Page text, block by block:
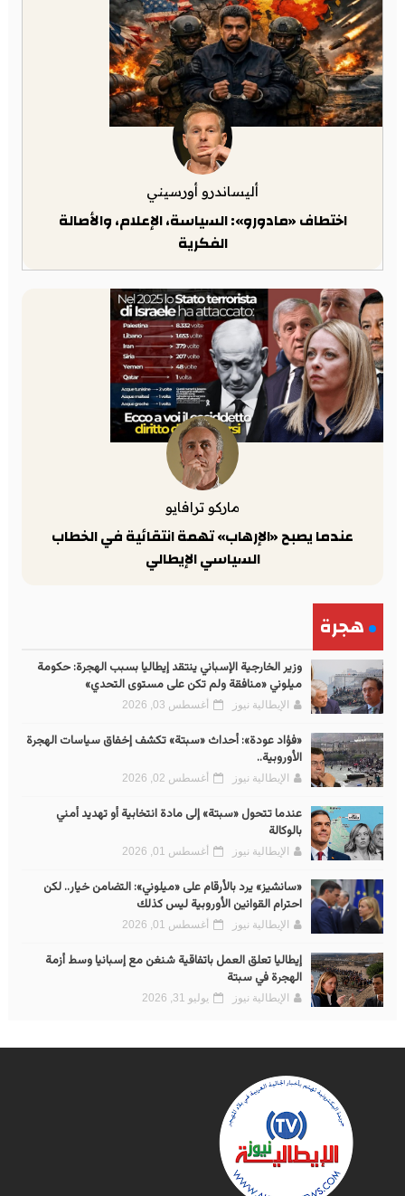
أليساندرو أورسيني
اختطاف «مادورو»: السياسة، الإعلام، والأصالة
الفكرية
ماركو ترافايو
عندما يصبح «الإرهاب» تهمة انتقائية في الخطاب
السياسي الإيطالي
هجرة
وزير الخارجية الإسباني ينتقد إيطاليا بسبب الهجرة: حكومة
ميلوني «منافقة ولم تكن على مستوى التحدي»
الإيطالية نيوز أغسطس 03, 2026
«فؤاد عودة»: أحداث «سبتة» تكشف إخفاق سياسات الهجرة
الأوروبية..
الإيطالية نيوز أغسطس 02, 2026
عندما تتحول «سبتة» إلى مادة انتخابية أو تهديد أمني
بالوكالة
الإيطالية نيوز أغسطس 01, 2026
«سانشيز» يرد بالأرقام على «ميلوني»: التضامن خيار.. لكن
احترام القوانين الأوروبية ليس كذلك
الإيطالية نيوز أغسطس 01, 2026
إيطاليا تعلق العمل باتفاقية شنغن مع إسبانيا وسط أزمة
الهجرة في سبتة
الإيطالية نيوز يوليو 31, 2026